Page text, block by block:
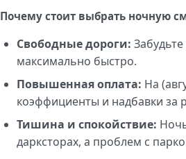
Почему стоит выбрать ночную
Свободные дороги:
максимально быстро.
Повышенная оплата: На
коэффициенты и надбавки за
Тишина и спокойствие:
дарксторах, а проблем с